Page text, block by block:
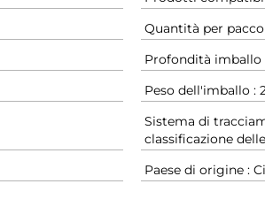
Quantità per
Profondità imballo
Peso dell'imballo :
Sistema di
classificazione
Paese di origine :